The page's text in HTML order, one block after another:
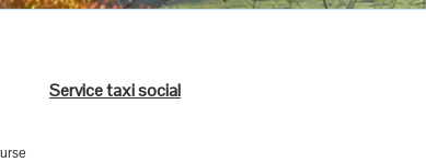
Service taxi social